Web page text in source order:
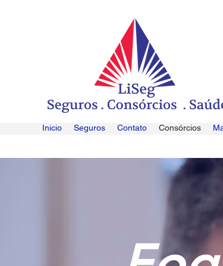
Inicio Seguros Contato Consórcios